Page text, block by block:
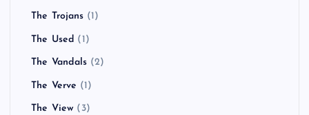
The Trojans (1)
The Used (1)
The Vandals (2)
The Verve (1)
The View (3)